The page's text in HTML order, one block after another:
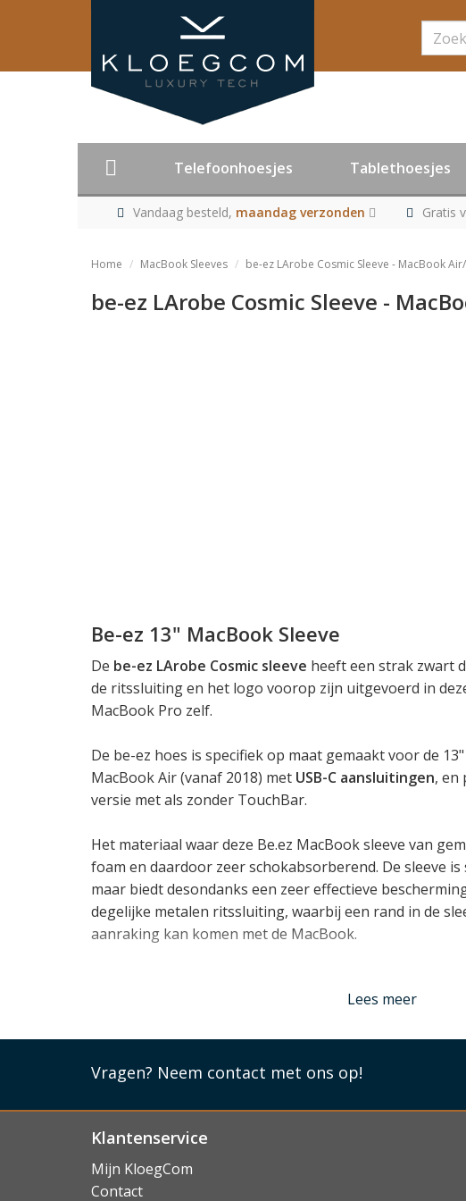
Zoeken
Telefoonhoesjes Tablethoesjes
Vandaag besteld, maandag verzonden Gratis
Home MacBook Sleeves be-ez LArobe Cosmic Sleeve - MacBook
be-ez LArobe Cosmic Sleeve -
Be-ez 13" MacBook Sleeve
De be-ez LArobe Cosmic sleeve heeft een strak zwart
de ritssluiting en het logo voorop zijn uitgevoerd in
MacBook Pro zelf.
De be-ez hoes is specifiek op maat gemaakt voor de
MacBook Air (vanaf 2018) met USB-C aansluitingen, en
versie met als zonder TouchBar.
Het materiaal waar deze Be.ez MacBook sleeve van
foam en daardoor zeer schokabsorberend. De sleeve
maar biedt desondanks een zeer effectieve
degelijke metalen ritssluiting, waarbij een rand in de
aanraking kan komen met de MacBook.
Lees meer
Vragen? Neem contact met ons op!
Klantenservice
Mijn KloegCom
Contact